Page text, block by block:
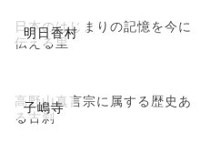
明日香村
日本のはじまりの記憶を今に
伝える里
子嶋寺
高野山真言宗に属する歴史あ
る古刹